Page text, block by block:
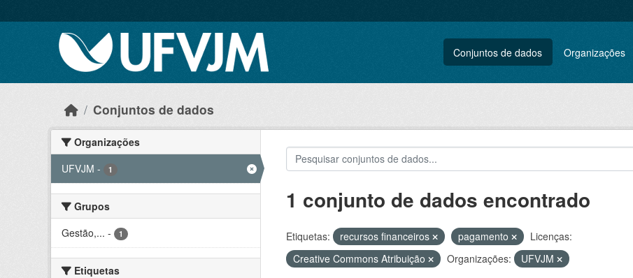
Conjuntos de dados Organizações
Conjuntos de dados
Organizações
UFVJM - 1
Grupos
Gestão,... - 1
Etiquetas
1 conjunto de dados encontrado
Etiquetas: recursos financeiros pagamento
Licenças:
Creative Commons Atribuição
Organizações: UFVJM